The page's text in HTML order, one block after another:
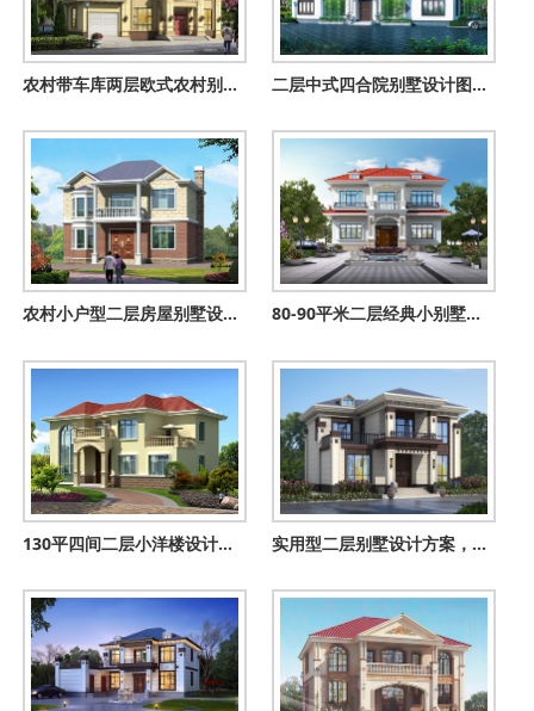
农村带车库两层欧式农村别墅设计图纸，占地220平方米左右 二层中式四合院别墅设计图，经典、漂亮（全套施工图）
农村小户型二层房屋别墅设计图，带外观效果图 80-90平米二层经典小别墅房屋设计图，左右对称外观
130平四间二层小洋楼设计图，含外观图片 实用型二层别墅设计方案，占地120平米简单大方最耐看